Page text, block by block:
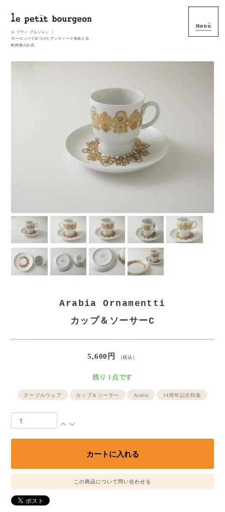
ル プティ ブルジョン ｜
ヨーロッパでみつけたアンティーク食器と北
欧雑貨のお店
Arabia Ornamentti
カップ＆ソーサーC
5,600円 ［税込］
残り 1点です
テーブルウェア カップ＆ソーサー Arabia 14周年記念特集
この商品について問い合わせる